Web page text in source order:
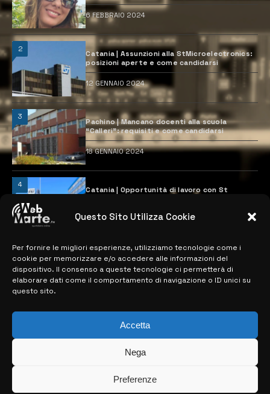
Questo Sito Utilizza Cookie
Per fornire le migliori esperienze, utilizziamo tecnologie come i
cookie per memorizzare e/o accedere alle informazioni del
dispositivo. Il consenso a queste tecnologie ci permetterà di
elaborare dati come il comportamento di navigazione o ID unici su
questo sito.
Accetta
Nega
Preferenze
6 FEBBRAIO 2024
2
Catania | Assunzioni alla StMicroelectronics:
posizioni aperte e come candidarsi
12 GENNAIO 2024
3
Pachino | Mancano docenti alla scuola
“Calleri”: requisiti e come candidarsi
18 GENNAIO 2024
4
Catania | Opportunità di lavoro con St
28 MARZO 2024
MAPPA DEL SITO
> NOTIZIE
> CONTATTI